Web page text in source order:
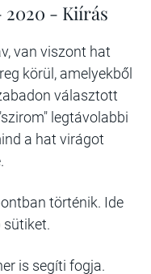
2020 - Kiírás
van viszont hat
körül, amelyekből
választott
legtávolabbi
a hat virágot
történik. Ide
is segíti fogja.